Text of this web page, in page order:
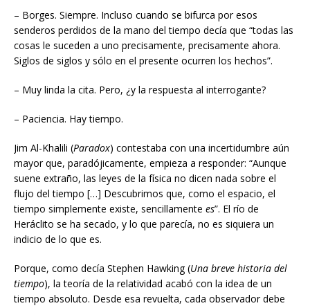
– Borges. Siempre. Incluso cuando se bifurca por esos
senderos perdidos de la mano del tiempo decía que “todas las
cosas le suceden a uno precisamente, precisamente ahora.
Siglos de siglos y sólo en el presente ocurren los hechos”.
– Muy linda la cita. Pero, ¿y la respuesta al interrogante?
– Paciencia. Hay tiempo.
Jim Al-Khalili (Paradox) contestaba con una incertidumbre aún
mayor que, paradójicamente, empieza a responder: “Aunque
suene extraño, las leyes de la física no dicen nada sobre el
flujo del tiempo […] Descubrimos que, como el espacio, el
tiempo simplemente existe, sencillamente es”. El río de
Heráclito se ha secado, y lo que parecía, no es siquiera un
indicio de lo que es.
Porque, como decía Stephen Hawking (Una breve historia del
tiempo), la teoría de la relatividad acabó con la idea de un
tiempo absoluto. Desde esa revuelta, cada observador debe